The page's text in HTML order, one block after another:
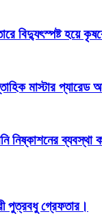
বিদ্যুৎস্পষ্ট হয়ে
মাস্টার প্যারেড
নিষ্কাশনের
পুত্রবধু গ্রেফতার।